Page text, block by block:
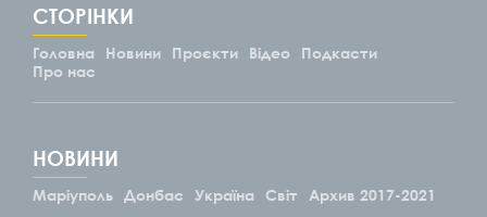
СТОРІНКИ
Головна Новини Проєкти Відео
Подкасти
Про нас
НОВИНИ
Маріуполь Донбас Україна Світ Архив 2017-2021